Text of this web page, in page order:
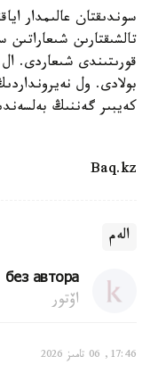
سوندىقتان عالىمدار
تالشىقتارىن
قورىتىندى شىعاردى. ال
بولادى. ول
كەيبىر گەننىڭ
Baq.kz
الەم
без автора
اۆتور
17:46, 06 تامىز 2026